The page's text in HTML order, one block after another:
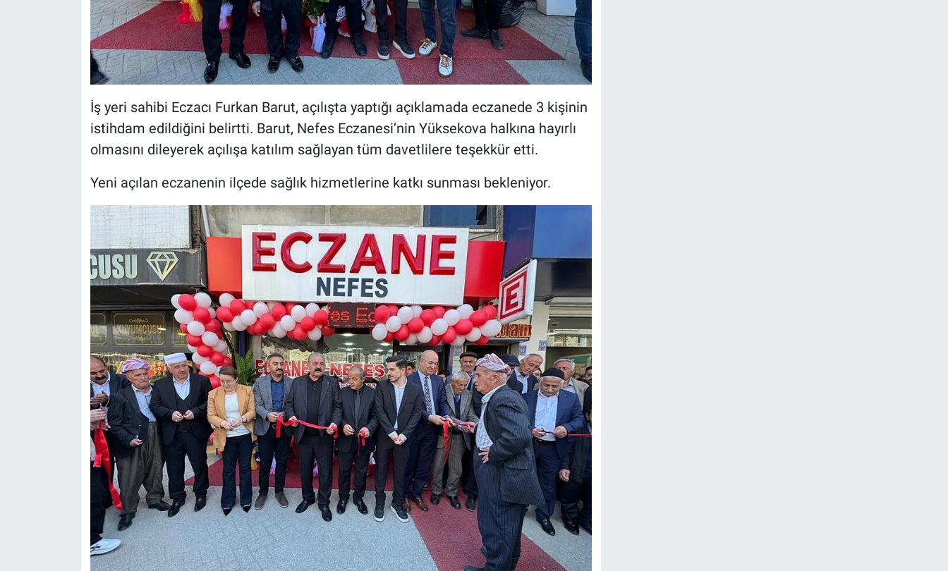
İş yeri sahibi Eczacı Furkan Barut, açılışta yaptığı açıklamada eczanede 3 kişinin
istihdam edildiğini belirtti. Barut, Nefes Eczanesi’nin Yüksekova halkına hayırlı
olmasını dileyerek açılışa katılım sağlayan tüm davetlilere teşekkür etti.
Yeni açılan eczanenin ilçede sağlık hizmetlerine katkı sunması bekleniyor.